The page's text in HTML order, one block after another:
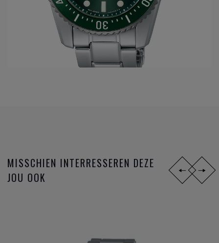
MISSCHIEN INTERRESSEREN DEZE
JOU OOK